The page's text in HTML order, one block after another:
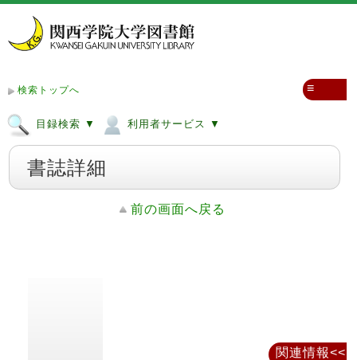
検索トップへ
目録検索 ▼ 利用者サービス ▼
≡
書誌詳細
前の画面へ戻る
関連情報<<